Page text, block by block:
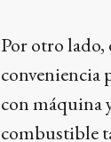
Por otro lado,
conveniencia
con máquina
combustible